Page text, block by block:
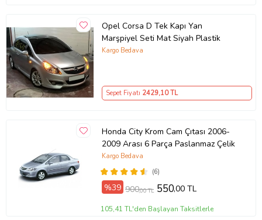
Opel Corsa D Tek Kapı Yan
Marşpiyel Seti Mat Siyah Plastik
Kargo Bedava
Sepet Fiyatı 2429,10 TL
Honda City Krom Cam Çıtası 2006-
2009 Arası 6 Parça Paslanmaz Çelik
(6)
Kargo Bedava
%39 900,00 TL 550,00 TL
105,41 TL'den Başlayan Taksitlerle